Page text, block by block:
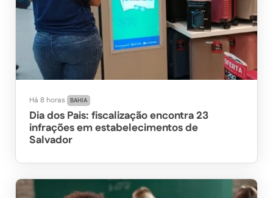
Há 8 horas BAHIA
Dia dos Pais: fiscalização encontra 23
infrações em estabelecimentos de
Salvador